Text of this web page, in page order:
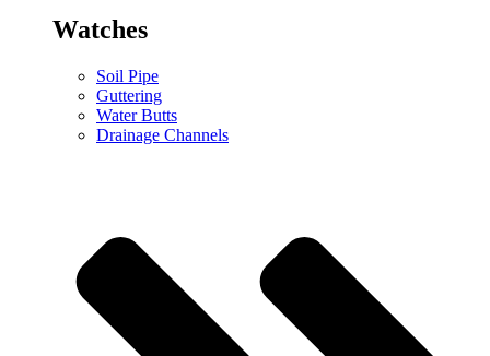
Watches
Soil Pipe
Guttering
Water Butts
Drainage Channels